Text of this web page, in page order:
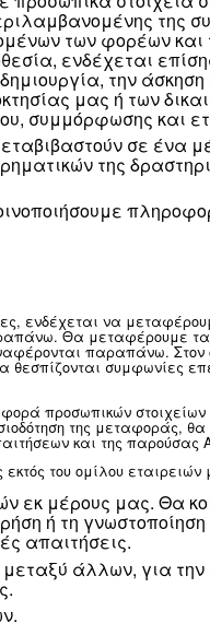
βάσεις
που
λογιστήριο,
για την
σύμφωνα με
να παρέχουμε
από τη
για τη
της
να
ή των
και να